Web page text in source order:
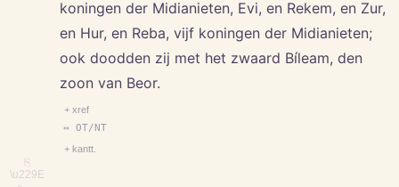
⎘
\u229E
koningen der Midianieten, Evi, en Rekem, en Zur,
en Hur, en Reba, vijf koningen der Midianieten;
ook doodden zij met het zwaard Bíleam, den
zoon van Beor.
+ xref
↔ OT/NT
+ kantt.